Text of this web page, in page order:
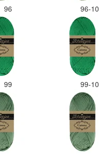
96 96-10
99 99-10